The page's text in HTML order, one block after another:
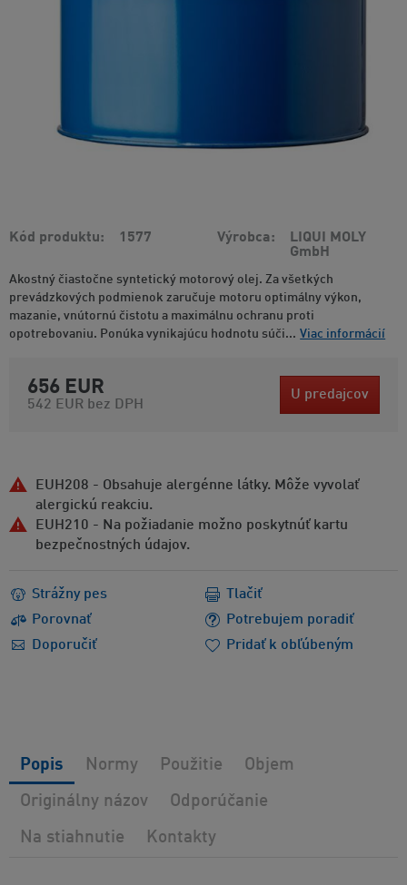
Kód produktu 1577 Výrobca
LIQUI MOLY
GmbH
Akostný čiastočne syntetický motorový olej. Za všetkých
prevádzkových podmienok zaručuje motoru optimálny výkon,
mazanie, vnútornú čistotu a maximálnu ochranu proti
opotrebovaniu. Ponúka vynikajúcu hodnotu súči... Viac informácií
656 EUR
542 EUR bez DPH
U predajcov
EUH208 - Obsahuje alergénne látky. Môže vyvolať
alergickú reakciu.
EUH210 - Na požiadanie možno poskytnúť kartu
bezpečnostných údajov.
Strážny pes
Porovnať
Potrebujem poradiť
Doporučiť
Tlačiť
Pridať k obľúbeným
Popis Normy Použitie Objem
Originálny názov Odporúčanie
Na stiahnutie Kontakty